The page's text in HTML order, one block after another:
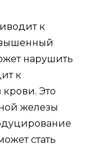
к
нарушить
к
Это
железы
стать